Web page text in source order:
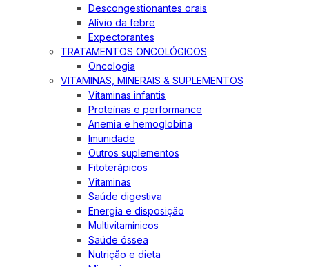
Descongestionantes orais
Alívio da febre
Expectorantes
TRATAMENTOS ONCOLÓGICOS
Oncologia
VITAMINAS, MINERAIS & SUPLEMENTOS
Vitaminas infantis
Proteínas e performance
Anemia e hemoglobina
Imunidade
Outros suplementos
Fitoterápicos
Vitaminas
Saúde digestiva
Energia e disposição
Multivitamínicos
Saúde óssea
Nutrição e dieta